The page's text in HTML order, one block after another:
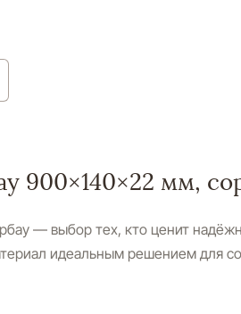
900×140×22 мм,
— выбор тех, кто ценит
идеальным решением для